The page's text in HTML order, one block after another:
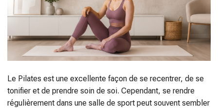
Le Pilates est une excellente façon de se recentrer, de se
tonifier et de prendre soin de soi. Cependant, se rendre
régulièrement dans une salle de sport peut souvent sembler